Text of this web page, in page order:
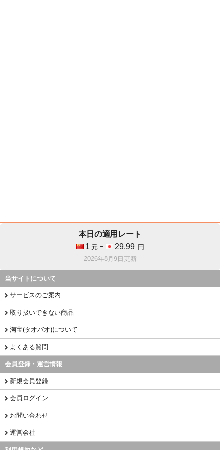
本日の適用レート
1 元 = 29.99
円
2026年8月9日更新
当サイトについて
サービスのご案内
取り扱いできない商品
淘宝(タオバオ)について
よくある質問
会員登録・運営情報
新規会員登録
会員ログイン
お問い合わせ
運営会社